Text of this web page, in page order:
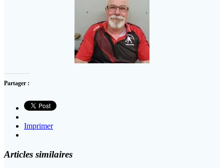
Partager :
Imprimer
Articles similaires